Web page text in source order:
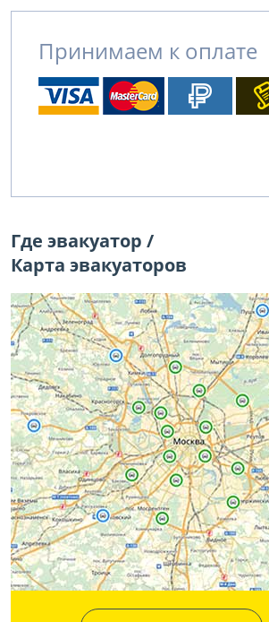
Принимаем к оплате
Где эвакуатор /
Карта эвакуаторов